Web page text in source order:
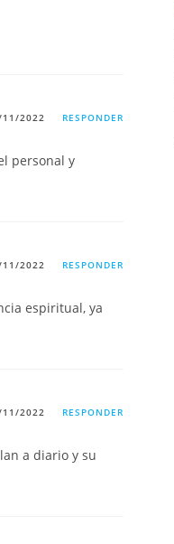
2022 RESPONDER
personal y
2022 RESPONDER
espiritual, ya
2022 RESPONDER
a diario y su